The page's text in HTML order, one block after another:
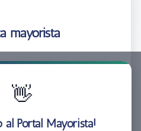
mayorista
👋
al Portal Mayorista!